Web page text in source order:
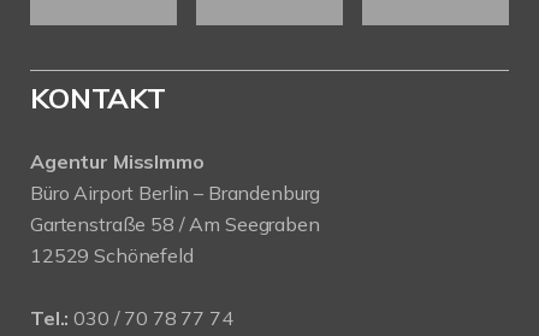
KONTAKT
Agentur MissImmo
Büro Airport Berlin – Brandenburg
Gartenstraße 58 / Am Seegraben
12529 Schönefeld
Tel.: 030 / 70 78 77 74